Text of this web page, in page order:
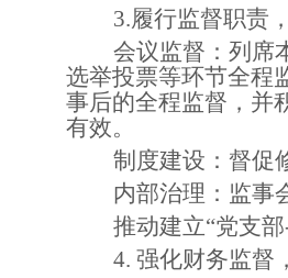
3.履行监督职责
会议监督：列席
选举投票等环节全程
事后的全程监督，并
有效。
制度建设：督促
内部治理：监事
推动建立“党支
4. 强化财务监督